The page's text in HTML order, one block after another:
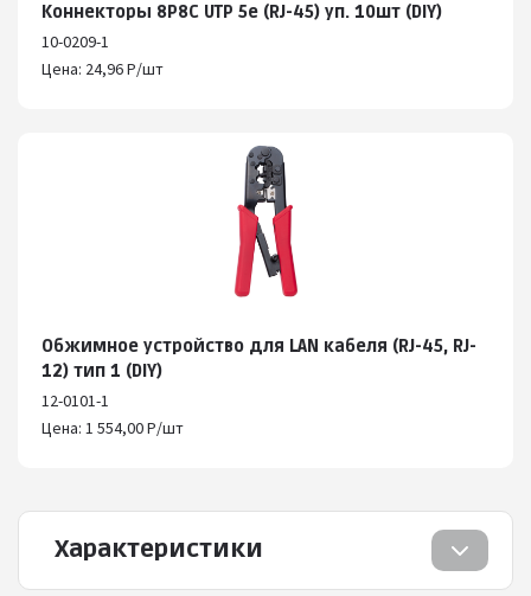
Коннекторы 8P8C UTP 5e (RJ-45) уп. 10шт (DIY)
10-0209-1
Цена: 24,96 Р/шт
Обжимное устройство для LAN кабеля (RJ-45, RJ-
12) тип 1 (DIY)
12-0101-1
Цена: 1 554,00 Р/шт
Характеристики